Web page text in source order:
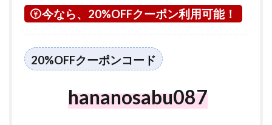
今なら、20%OFFクーポン利用可能！
20%OFFクーポンコード
hananosabu087